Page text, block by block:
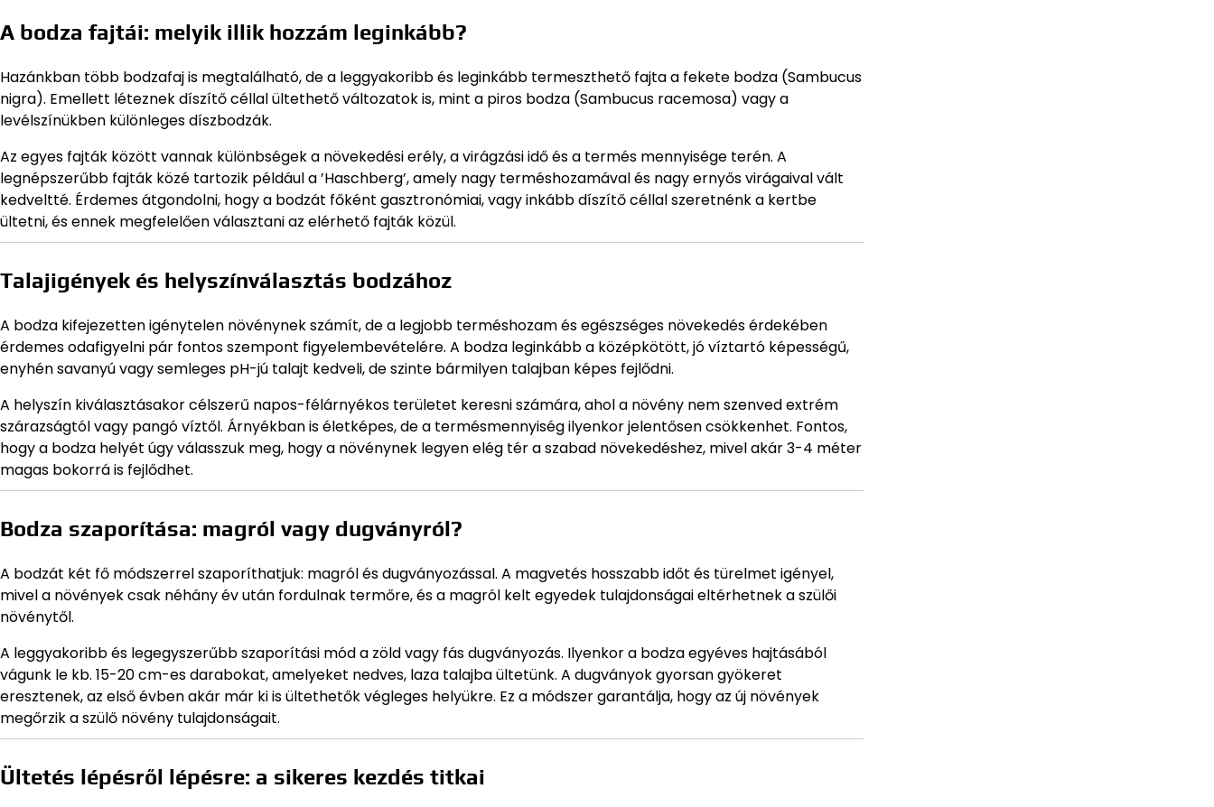
A bodza fajtái: melyik illik hozzám leginkább?
Hazánkban több bodzafaj is megtalálható, de a leggyakoribb és leginkább termeszthető fajta a fekete bodza (Sambucus
nigra). Emellett léteznek díszítő céllal ültethető változatok is, mint a piros bodza (Sambucus racemosa) vagy a
levélszínükben különleges díszbodzák.
Az egyes fajták között vannak különbségek a növekedési erély, a virágzási idő és a termés mennyisége terén. A
legnépszerűbb fajták közé tartozik például a ’Haschberg’, amely nagy terméshozamával és nagy ernyős virágaival vált
kedveltté. Érdemes átgondolni, hogy a bodzát főként gasztronómiai, vagy inkább díszítő céllal szeretnénk a kertbe
ültetni, és ennek megfelelően választani az elérhető fajták közül.
Talajigények és helyszínválasztás bodzához
A bodza kifejezetten igénytelen növénynek számít, de a legjobb terméshozam és egészséges növekedés érdekében
érdemes odafigyelni pár fontos szempont figyelembevételére. A bodza leginkább a középkötött, jó víztartó képességű,
enyhén savanyú vagy semleges pH-jú talajt kedveli, de szinte bármilyen talajban képes fejlődni.
A helyszín kiválasztásakor célszerű napos-félárnyékos területet keresni számára, ahol a növény nem szenved extrém
szárazságtól vagy pangó víztől. Árnyékban is életképes, de a termésmennyiség ilyenkor jelentősen csökkenhet. Fontos,
hogy a bodza helyét úgy válasszuk meg, hogy a növénynek legyen elég tér a szabad növekedéshez, mivel akár 3-4 méter
magas bokorrá is fejlődhet.
Bodza szaporítása: magról vagy dugványról?
A bodzát két fő módszerrel szaporíthatjuk: magról és dugványozással. A magvetés hosszabb időt és türelmet igényel,
mivel a növények csak néhány év után fordulnak termőre, és a magról kelt egyedek tulajdonságai eltérhetnek a szülői
növénytől.
A leggyakoribb és legegyszerűbb szaporítási mód a zöld vagy fás dugványozás. Ilyenkor a bodza egyéves hajtásából
vágunk le kb. 15-20 cm-es darabokat, amelyeket nedves, laza talajba ültetünk. A dugványok gyorsan gyökeret
eresztenek, az első évben akár már ki is ültethetők végleges helyükre. Ez a módszer garantálja, hogy az új növények
megőrzik a szülő növény tulajdonságait.
Ültetés lépésről lépésre: a sikeres kezdés titkai